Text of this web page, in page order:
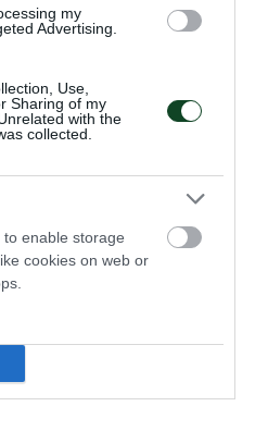
my
Advertising.
Use,
Sharing of my
with the
collected.
enable storage
cookies on web or
Παίδων με
άνετη νίκη κόντρα στο
στη σύνθεσή της.